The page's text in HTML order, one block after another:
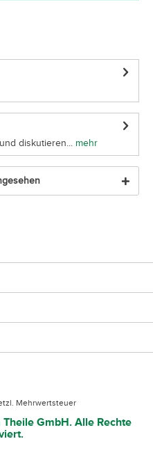
diskutieren... mehr
Mehrwertsteuer
GmbH. Alle Rechte